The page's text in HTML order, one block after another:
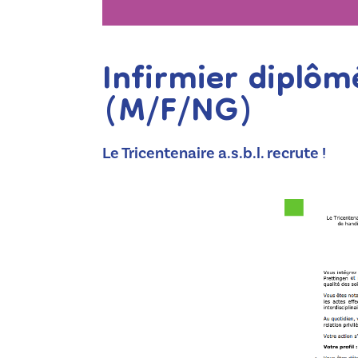
Infirmier
(M/F/NG)
Le Tricentenaire a.s.b.l. recrute !